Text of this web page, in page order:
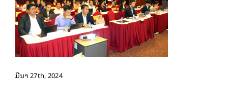
ມີນາ 27th, 2024